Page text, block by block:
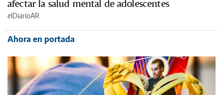
afectar la salud mental de adolescentes
elDiarioAR
Ahora en portada